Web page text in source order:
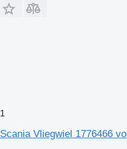
1
Scania Vliegwiel 1776466